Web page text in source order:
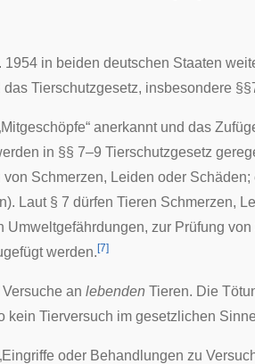
in beiden deutschen Staaten
das Tierschutzgesetz, insbesondere
anerkannt und das
in §§ 7–9 Tierschutzgesetz
Schmerzen, Leiden oder Schäden;
Laut § 7 dürfen Tieren Schmerzen,
zur Prüfung
werden. [7]
an lebenden Tieren. Die
kein Tierversuch im gesetzlichen
oder Behandlungen zu